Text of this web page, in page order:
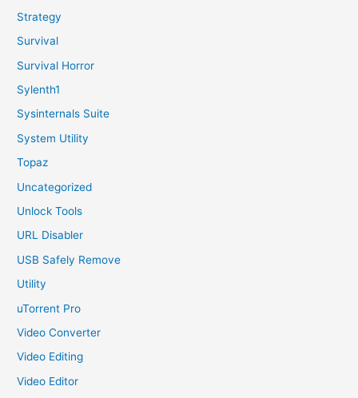
Strategy
Survival
Survival Horror
Sylenth1
Sysinternals Suite
System Utility
Topaz
Uncategorized
Unlock Tools
URL Disabler
USB Safely Remove
Utility
uTorrent Pro
Video Converter
Video Editing
Video Editor